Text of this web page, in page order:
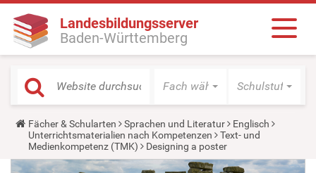
Landesbildungsserver
Baden-Württemberg
Fach wählen Schulstufe
Y
o
u
a
Fächer & Schularten Sprachen und Literatur
Englisch
Unterrichtsmaterialien nach Kompetenzen
Text- und
Medienkompetenz (TMK)
Designing a poster